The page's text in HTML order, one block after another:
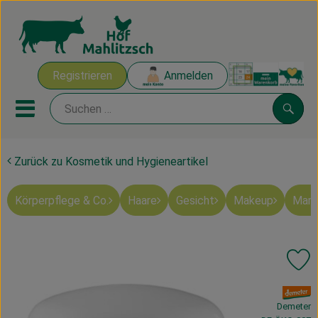
Registrieren Anmelden
Mobiles Menu öffnen oder
Ökokisten
Mahlitzscher Produkte
Zurück zu Kosmetik und Hygieneartikel
Körperpflege & Co. Haare Gesicht Makeup
, Verband:
Demeter